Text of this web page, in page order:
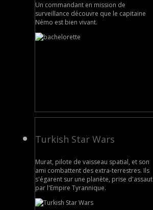
Un commandant en mission de
surveillance découvre que le capitaine
Némo est bien vivant.
Turkish Star Wars
Murat, pilote de vaisseau spatial, et son
ami combattent des extra-terrestres. Ils
s'égarent sur une planète, prise d'assaut
par l'Empire Tyrannique.